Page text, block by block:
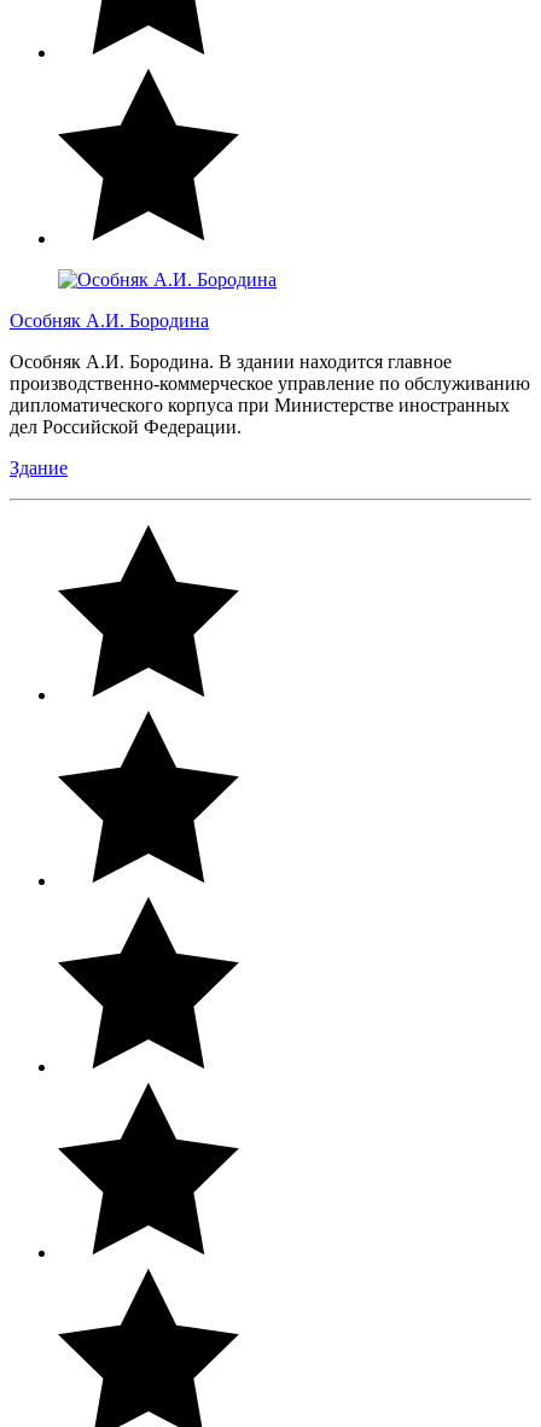
Особняк А.И. Бородина
Особняк А.И. Бородина. В здании находится главное
производственно-коммерческое управление по обслуживанию
дипломатического корпуса при Министерстве иностранных
дел Российской Федерации.
Здание